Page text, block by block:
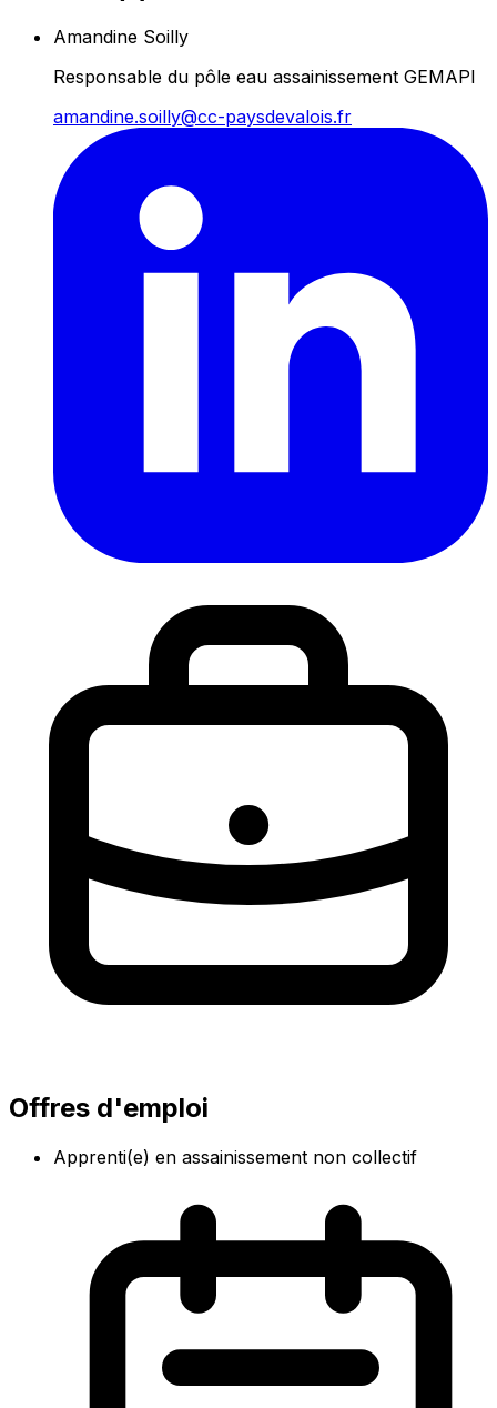
Amandine Soilly
Responsable du pôle eau assainissement GEMAPI
amandine.soilly@cc-paysdevalois.fr
Offres d'emploi
Apprenti(e) en assainissement non collectif